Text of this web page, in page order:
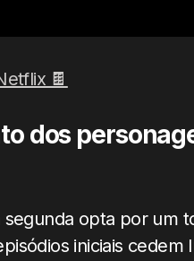
🍫
dos
opta por um
iniciais cedem